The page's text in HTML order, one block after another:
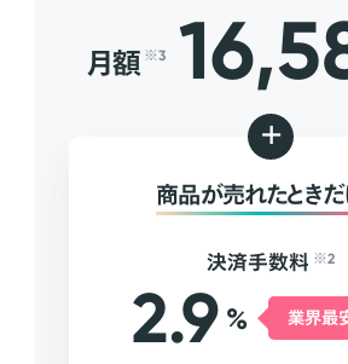
月額 ※3
+
商品が売れたときだ
決済手数料 ※2
2.9 % 業界最